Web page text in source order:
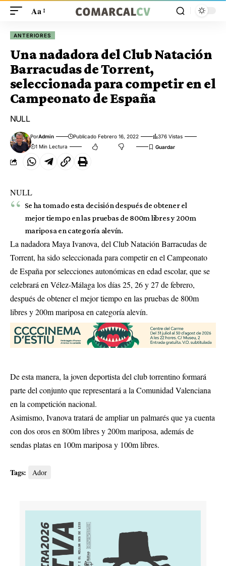
Aa
ANTERIORES
Una nadadora del Club Natación
Barracudas de Torrent,
seleccionada para competir en el
Campeonato de España
NULL
PorAdmin Publicado Febrero 16, 2022
376 Vistas
1 Min Lectura
NULL
Se ha tomado esta decisión después de obtener el
mejor tiempo en las pruebas de 800m libres y 200m
mariposa en categoría alevín.
La nadadora Maya Ivanova, del Club Natación Barracudas de
Torrent, ha sido seleccionada para competir en el Campeonato
de España por selecciones autonómicas en edad escolar, que se
celebrará en Vélez-Málaga los días 25, 26 y 27 de febrero,
después de obtener el mejor tiempo en las pruebas de 800m
libres y 200m mariposa en categoría alevín.
De esta manera, la joven deportista del club torrentino formará
parte del conjunto que representará a la Comunidad Valenciana
en la competición nacional.
Asimismo, Ivanova tratará de ampliar un palmarés que ya cuenta
con dos oros en 800m libres y 200m mariposa, además de
sendas platas en 100m mariposa y 100m libres.
Tags: Ador